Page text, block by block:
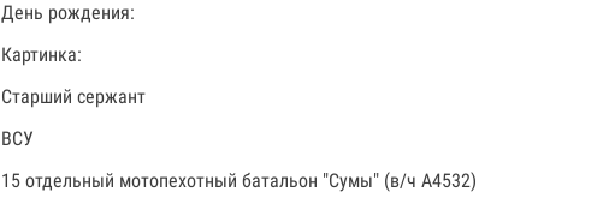
День рождения:
Картинка:
Старший сержант
ВСУ
15 отдельный мотопехотный батальон "Сумы" (в/ч А4532)